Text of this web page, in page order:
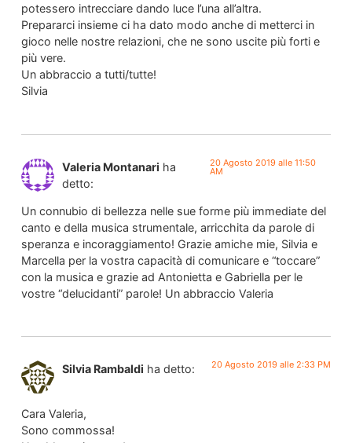
potessero intrecciare dando luce l’una all’altra.
Prepararci insieme ci ha dato modo anche di metterci in
gioco nelle nostre relazioni, che ne sono uscite più forti e
più vere.
Un abbraccio a tutti/tutte!
Silvia
Valeria Montanari ha
detto:
20 Agosto 2019 alle 11:50
AM
Un connubio di bellezza nelle sue forme più immediate del
canto e della musica strumentale, arricchita da parole di
speranza e incoraggiamento! Grazie amiche mie, Silvia e
Marcella per la vostra capacità di comunicare e “toccare”
con la musica e grazie ad Antonietta e Gabriella per le
vostre “delucidanti” parole! Un abbraccio Valeria
Silvia Rambaldi ha detto: 20 Agosto 2019 alle 2:33 PM
Cara Valeria,
Sono commossa!